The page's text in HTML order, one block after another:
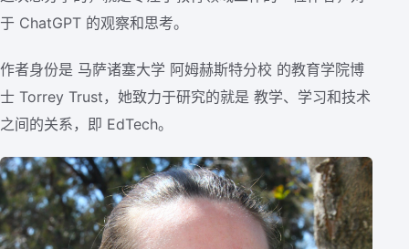
于 ChatGPT 的观察和思考。
作者身份是 马萨诸塞大学 阿姆赫斯特分校 的教育学院博
士 Torrey Trust，她致力于研究的就是 教学、学习和技术
之间的关系，即 EdTech。